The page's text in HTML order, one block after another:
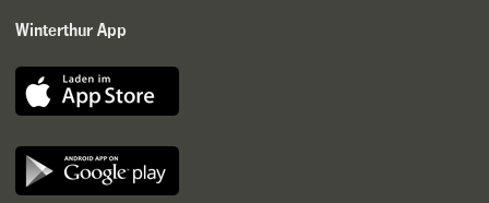
Winterthur App